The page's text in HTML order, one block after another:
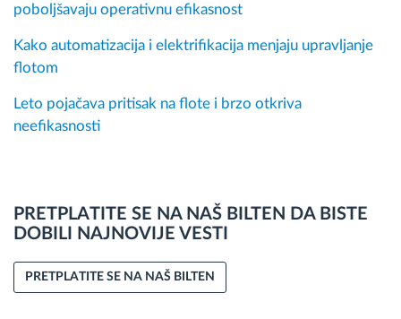
poboljšavaju operativnu efikasnost
Kako automatizacija i elektrifikacija menjaju upravljanje
flotom
Leto pojačava pritisak na flote i brzo otkriva
neefikasnosti
PRETPLATITE SE NA NAŠ BILTEN DA BISTE
DOBILI NAJNOVIJE VESTI
PRETPLATITE SE NA NAŠ BILTEN